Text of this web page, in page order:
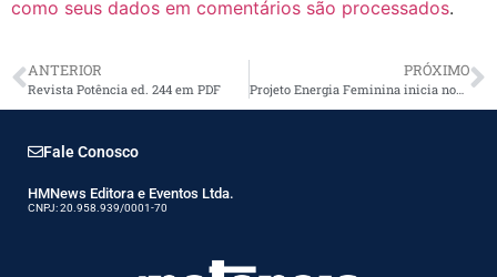
como seus dados em comentários são processados.
ANTERIOR
Revista Potência ed. 244 em PDF
PRÓXIMO
Projeto Energia Feminina inicia nova edição e impulsiona a jornada de 784 mulheres em sete estados
Fale Conosco
HMNews Editora e Eventos Ltda.
CNPJ: 20.958.939/0001-70